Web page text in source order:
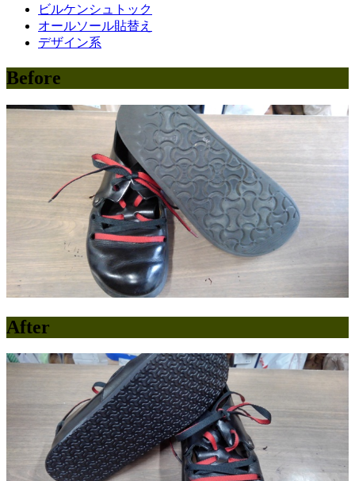
ビルケンシュトック
オールソール貼替え
デザイン系
Before
After